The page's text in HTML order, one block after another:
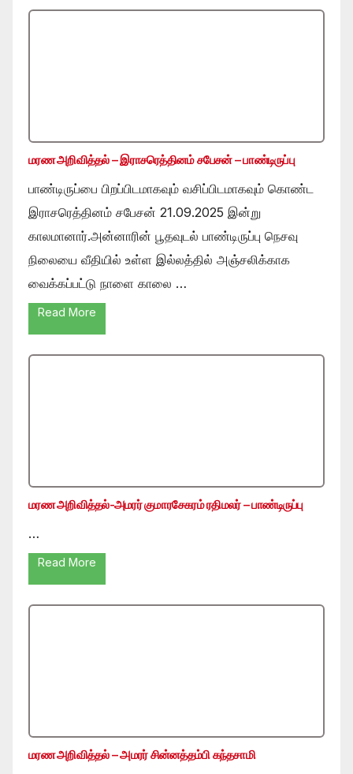
மரண அறிவித்தல் – இராசரெத்தினம் சபேசன் – பாண்டிருப்பு
பாண்டிருப்பை பிறப்பிடமாகவும் வசிப்பிடமாகவும் கொண்ட
இராசரெத்தினம் சபேசன் 21.09.2025 இன்று
காலமானார்.அன்னாரின் பூதவுடல் பாண்டிருப்பு நெசவு
நிலையை வீதியில் உள்ள இல்லத்தில் அஞ்சலிக்காக
வைக்கப்பட்டு நாளை காலை …
Read More
மரண அறிவித்தல்-அமரர் குமாரசேகரம் ரதிமலர் – பாண்டிருப்பு
…
Read More
மரண அறிவித்தல் – அமரர் சின்னத்தம்பி கந்தசாமி